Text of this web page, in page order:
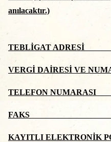
anılacaktır.)
TEBLİGAT
VERGİ DAİRESİ
TELEFON
KAYITLI